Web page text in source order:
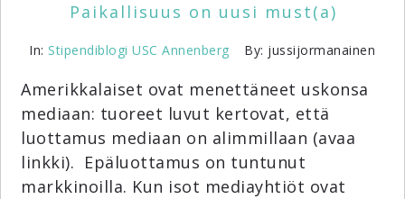
Paikallisuus on uusi must(a)
In: Stipendiblogi USC Annenberg By: jussijormanainen
Amerikkalaiset ovat menettäneet uskonsa
mediaan: tuoreet luvut kertovat, että
luottamus mediaan on alimmillaan (avaa
linkki). Epäluottamus on tuntunut
markkinoilla. Kun isot mediayhtiöt ovat